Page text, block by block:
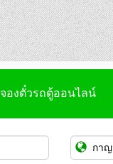
จองตั๋วรถตู้ออนไลน์